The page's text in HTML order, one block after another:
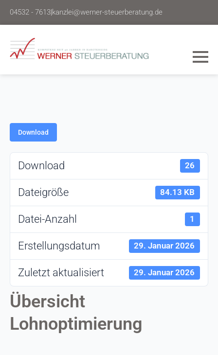
04532 - 7613|kanzlei@werner-steuerberatung.de
Download
Download 26
Dateigröße 84.13 KB
Datei-Anzahl 1
Erstellungsdatum 29. Januar 2026
Zuletzt aktualisiert 29. Januar 2026
Übersicht
Lohnoptimierung